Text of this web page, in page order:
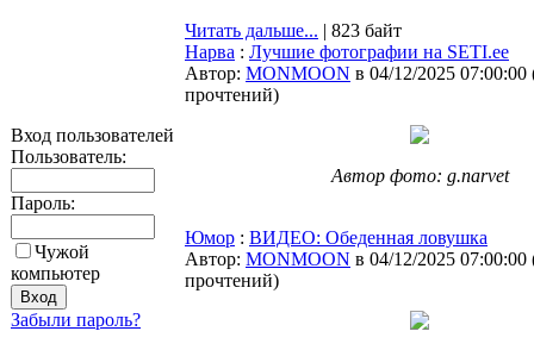
Вход пользователей
Пользователь:
Пароль:
Чужой
компьютер
Забыли пароль?
Читать дальше... | 823 байт
Нарва : Лучшие фотографии на SETI.ee
Автор: MONMOON в 04/12/2025 07:00:00
прочтений)
Автор фото: g.narvet
Юмор : ВИДЕО: Обеденная ловушка
Автор: MONMOON в 04/12/2025 07:00:00
прочтений)